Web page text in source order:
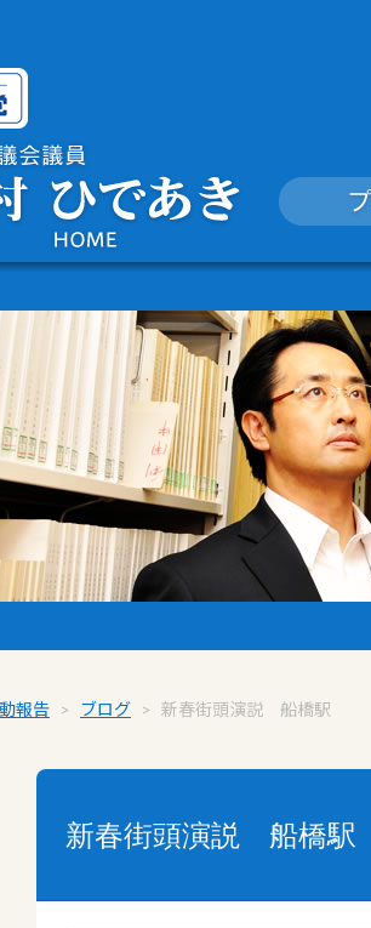
報告 > ブログ > 新春街頭演説 船橋駅
新春街頭演説 船橋駅